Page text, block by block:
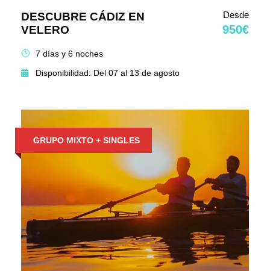
DESCUBRE CÁDIZ EN
VELERO
Desde
950€
7 días y 6 noches
Disponibilidad: Del 07 al 13 de agosto
GRUPO MIXTO + SINGLES